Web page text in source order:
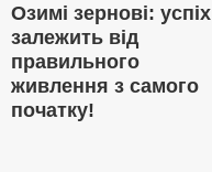
Озимі зернові: успіх
залежить від
правильного
живлення з самого
початку!